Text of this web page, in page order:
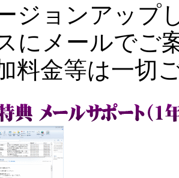
ジョンアップ
にメールでご
料金等は一切